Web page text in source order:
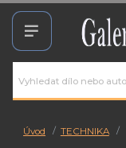
Úvod TECHNIKA